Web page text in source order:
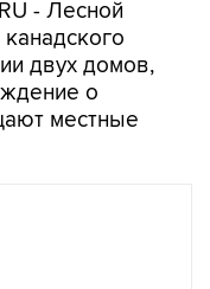
- Лесной
двух домов,
о
местные